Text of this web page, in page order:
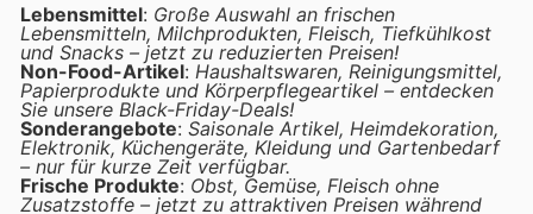
Lebensmittel: Große Auswahl an frischen
Lebensmitteln, Milchprodukten, Fleisch, Tiefkühlkost
und Snacks – jetzt zu reduzierten Preisen!
Non-Food-Artikel: Haushaltswaren, Reinigungsmittel,
Papierprodukte und Körperpflegeartikel – entdecken
Sie unsere Black-Friday-Deals!
Sonderangebote: Saisonale Artikel, Heimdekoration,
Elektronik, Küchengeräte, Kleidung und Gartenbedarf
– nur für kurze Zeit verfügbar.
Frische Produkte: Obst, Gemüse, Fleisch ohne
Zusatzstoffe – jetzt zu attraktiven Preisen während